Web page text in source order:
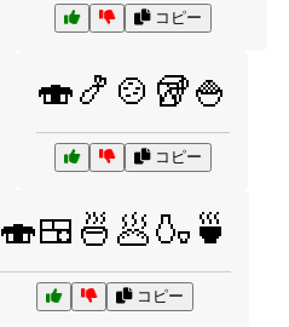
コピー
🍣🍤🍲🥡🍚
コピー
🍣🍱🍜🥟🍶🍵
コピー